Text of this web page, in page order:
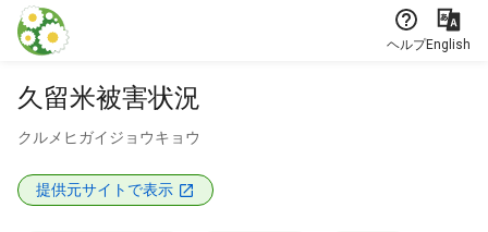
本文に飛ぶ
ヘルプEnglish
久留米被害状況
クルメヒガイジョウキョウ
提供元サイトで表示